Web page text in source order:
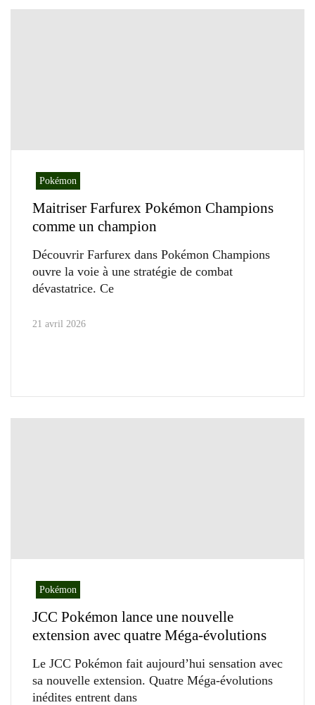
Pokémon
Maitriser Farfurex Pokémon Champions
comme un champion
Découvrir Farfurex dans Pokémon Champions
ouvre la voie à une stratégie de combat
dévastatrice. Ce
21 avril 2026
Pokémon
JCC Pokémon lance une nouvelle
extension avec quatre Méga-évolutions
Le JCC Pokémon fait aujourd’hui sensation avec
sa nouvelle extension. Quatre Méga-évolutions
inédites entrent dans